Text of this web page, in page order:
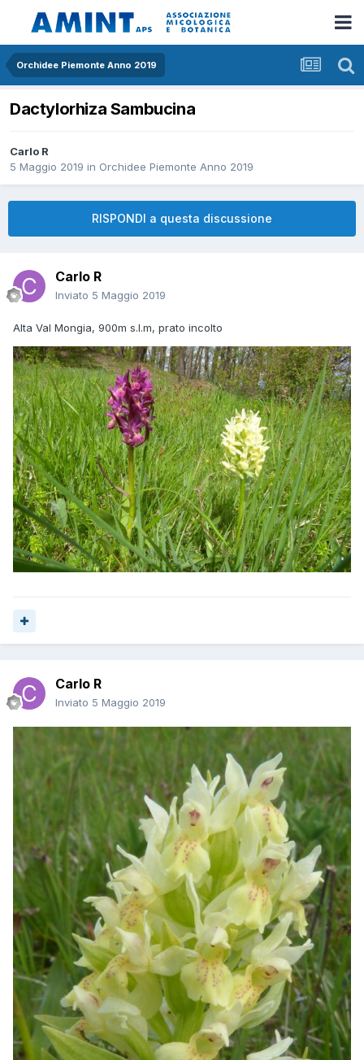
Orchidee Piemonte Anno 2019
Dactylorhiza Sambucina
Carlo R
5 Maggio 2019 in Orchidee Piemonte Anno 2019
RISPONDI a questa discussione
Carlo R
Inviato 5 Maggio 2019
Alta Val Mongia, 900m s.l.m, prato incolto
Carlo R
Inviato 5 Maggio 2019